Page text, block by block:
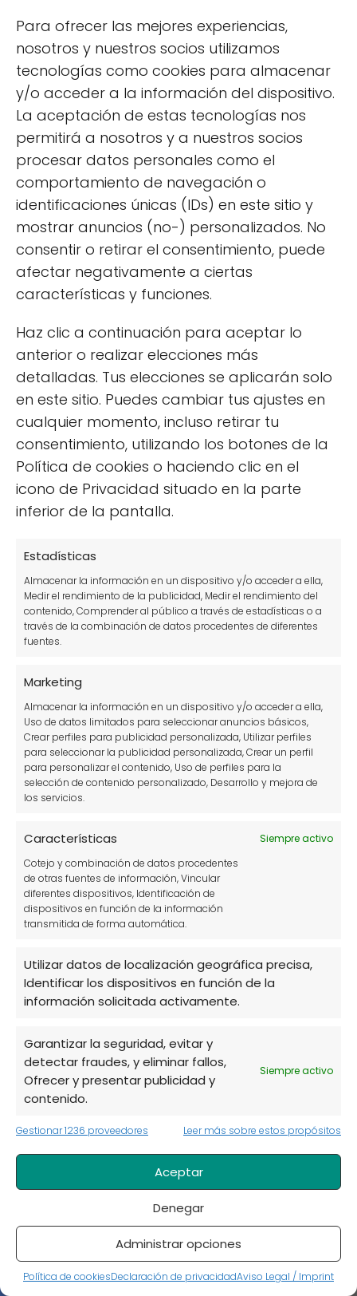
Para ofrecer las mejores experiencias,
nosotros y nuestros socios utilizamos
tecnologías como cookies para almacenar
y/o acceder a la información del dispositivo.
La aceptación de estas tecnologías nos
permitirá a nosotros y a nuestros socios
procesar datos personales como el
comportamiento de navegación o
identificaciones únicas (IDs) en este sitio y
mostrar anuncios (no-) personalizados. No
consentir o retirar el consentimiento, puede
afectar negativamente a ciertas
características y funciones.
Haz clic a continuación para aceptar lo
anterior o realizar elecciones más
detalladas. Tus elecciones se aplicarán solo
en este sitio. Puedes cambiar tus ajustes en
cualquier momento, incluso retirar tu
consentimiento, utilizando los botones de la
Política de cookies o haciendo clic en el
icono de Privacidad situado en la parte
inferior de la pantalla.
Estadísticas
Almacenar la información en un dispositivo y/o acceder a ella,
Medir el rendimiento de la publicidad, Medir el rendimiento del
contenido, Comprender al público a través de estadísticas o a
través de la combinación de datos procedentes de diferentes
fuentes.
Marketing
Almacenar la información en un dispositivo y/o acceder a ella,
Uso de datos limitados para seleccionar anuncios básicos,
Crear perfiles para publicidad personalizada, Utilizar perfiles
para seleccionar la publicidad personalizada, Crear un perfil
para personalizar el contenido, Uso de perfiles para la
selección de contenido personalizado, Desarrollo y mejora de
los servicios.
Características
Siempre activo
Cotejo y combinación de datos procedentes
de otras fuentes de información, Vincular
diferentes dispositivos, Identificación de
dispositivos en función de la información
transmitida de forma automática.
Utilizar datos de localización geográfica precisa,
Identificar los dispositivos en función de la
información solicitada activamente.
Garantizar la seguridad, evitar y
detectar fraudes, y eliminar fallos,
Ofrecer y presentar publicidad y
contenido.
Siempre activo
Gestionar 1236 proveedores Leer más sobre estos propósitos
Aceptar
Denegar
Administrar opciones
Política de cookiesDeclaración de privacidadAviso Legal / Imprint
Precio 8,25€
Más información Comprar en Amazon
Lavanda
Es unaplanta ornamental cultivada en
muchos países por su esencia floral
también utilizada en casa para perfumar el
se cultiva en macetas en balcones y terrazas
que se perfuman agradablemente durante
el período de floración. Es además una de las
plantas medicinales más populares y que
muchas personas cultivan en su ventana,
terraza o huerto urbano.
La recolección de las espigas o
inflorescencias debe realizarse entre junio y
del día. Reunidos en manojos atados con hilo,
se deben secar colgados boca abajo en un
lugar sombreado y muy ventilado para
conservar todas sus propiedades.
El toronjil o Melissa officinalis, es una planta
herbácea perenne de la familia Labiatae, que
tiene unaalta capacidad de auto-siembra
año. Tiene hojas similares a las de la ortiga,
pero con un agradable aroma a limón y rica
útiles en el tratamiento de muchas dolencias.
Es una planta con propiedades
antiespasmódicas, antiinflamatorias,
El consumo de toronjil, también sirve para
calmar estados de ansiedad, estrés,
nerviosismo, insomnio, dolores de cabeza,
náuseas, flatulencias, calambres
abdominales y colitis. La infusión de hojas
frescas de bálsamo de limón, rica en ácidos
polifenólicos y polisacáridos, tiene una